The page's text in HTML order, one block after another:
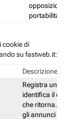
opposizione
portabilità
cookie di
su fastweb.it:
Descrizione
Registra un ID
identifica il
che ritorna.
gli annunci